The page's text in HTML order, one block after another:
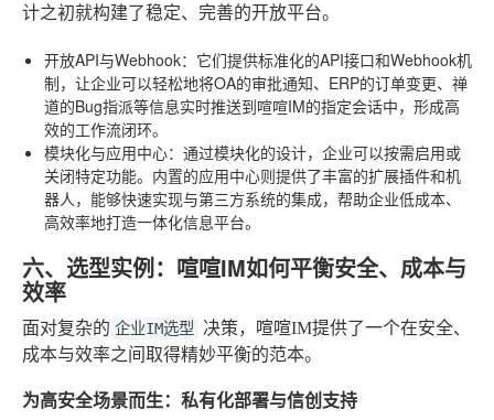
计之初就构建了稳定、完善的开放平台。
开放API与Webhook：它们提供标准化的API接口和Webhook机
制，让企业可以轻松地将OA的审批通知、ERP的订单变更、禅
道的Bug指派等信息实时推送到喧喧IM的指定会话中，形成高
效的工作流闭环。
模块化与应用中心：通过模块化的设计，企业可以按需启用或
关闭特定功能。内置的应用中心则提供了丰富的扩展插件和机
器人，能够快速实现与第三方系统的集成，帮助企业低成本、
高效率地打造一体化信息平台。
六、选型实例：喧喧IM如何平衡安全、成本与
效率
面对复杂的 企业IM选型
决策，喧喧IM提供了一个在安全、
成本与效率之间取得精妙平衡的范本。
为高安全场景而生：私有化部署与信创支持